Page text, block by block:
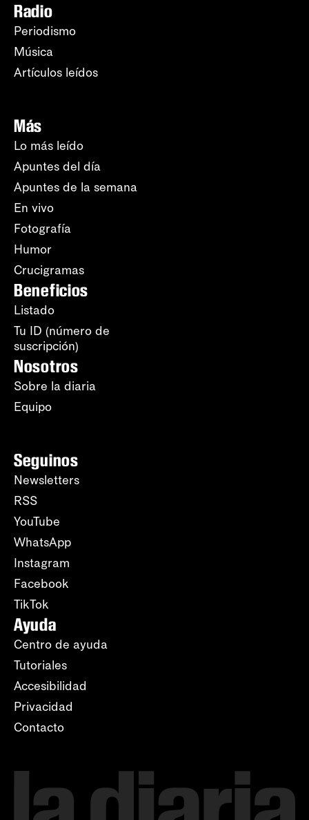
Radio
Periodismo
Música
Artículos leídos
Más
Lo más leído
Apuntes del día
Apuntes de la semana
En vivo
Fotografía
Humor
Crucigramas
Beneficios
Listado
Tu ID (número de
suscripción)
Nosotros
Sobre la diaria
Equipo
Seguinos
Newsletters
RSS
YouTube
WhatsApp
Instagram
Facebook
TikTok
Ayuda
Centro de ayuda
Tutoriales
Accesibilidad
Privacidad
Contacto